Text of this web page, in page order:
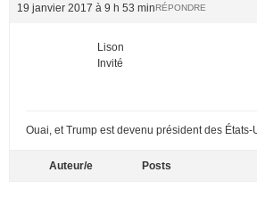
19 janvier 2017 à 9 h 53 minRÉPONDRE
Lison
Invité
Ouai, et Trump est devenu président des États-
Auteur/e Posts